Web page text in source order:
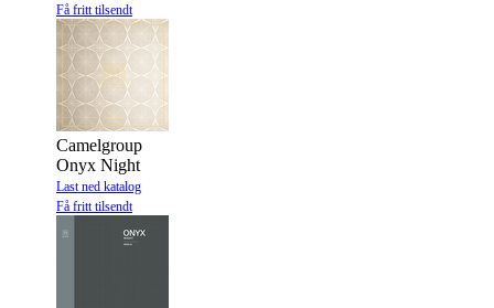
Få fritt tilsendt
Camelgroup
Onyx Night
Last ned katalog
Få fritt tilsendt